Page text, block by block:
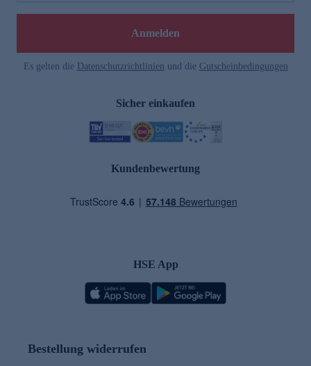
Anmelden
Es gelten die Datenschutzrichtlinien und die Gutscheinbedingungen
Sicher einkaufen
Kundenbewertung
HSE App
Bestellung widerrufen